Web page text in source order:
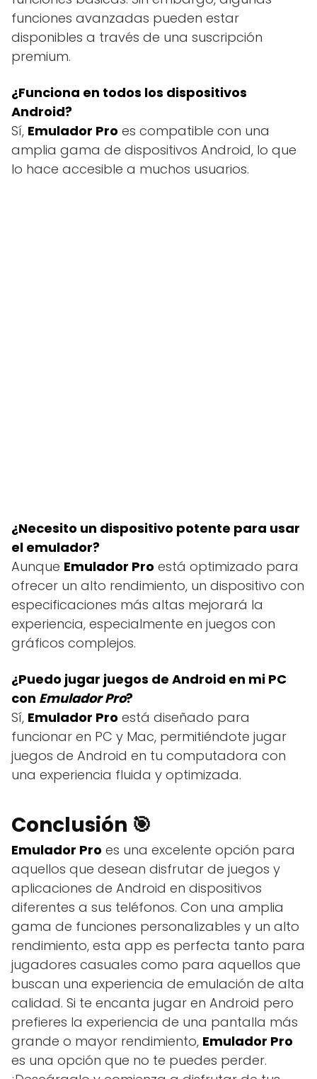
funciones avanzadas pueden estar
disponibles a través de una suscripción
premium.
¿Funciona en todos los dispositivos
Android?
Sí, Emulador Pro es compatible con una
amplia gama de dispositivos Android, lo que
lo hace accesible a muchos usuarios.
¿Necesito un dispositivo potente para usar
el emulador?
Aunque Emulador Pro está optimizado para
ofrecer un alto rendimiento, un dispositivo con
especificaciones más altas mejorará la
experiencia, especialmente en juegos con
gráficos complejos.
¿Puedo jugar juegos de Android en mi PC
con Emulador Pro?
Sí, Emulador Pro está diseñado para
funcionar en PC y Mac, permitiéndote jugar
juegos de Android en tu computadora con
una experiencia fluida y optimizada.
Conclusión 🎯
Emulador Pro es una excelente opción para
aquellos que desean disfrutar de juegos y
aplicaciones de Android en dispositivos
diferentes a sus teléfonos. Con una amplia
gama de funciones personalizables y un alto
rendimiento, esta app es perfecta tanto para
jugadores casuales como para aquellos que
buscan una experiencia de emulación de alta
calidad. Si te encanta jugar en Android pero
prefieres la experiencia de una pantalla más
grande o mayor rendimiento, Emulador Pro
es una opción que no te puedes perder.